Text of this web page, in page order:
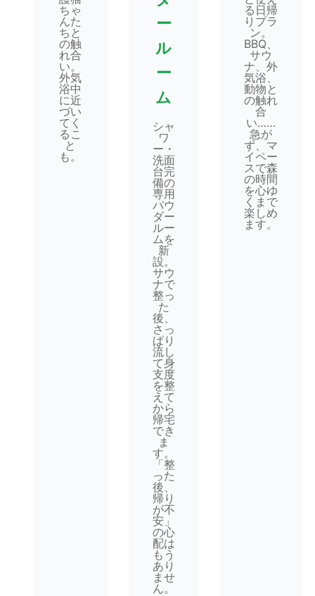
ちゃ
んた
ちと
の触
れ合
い。
外気
浴中
に近
づい
てく
るこ
と
も。
ー
ル
ー
ム
シャ
ワ
ー・
洗面
台完
備の
専用
パウ
ダー
ルー
ムを
新
設。
サウ
ナで
整っ
た
後、
さっ
ぱり
流し
て身
支度
を整
えて
から
帰宅
でき
ま
す。
「整
った
後、
帰り
が不
安」
の心
配は
もう
あり
ませ
ん。
る日帰
りプラ
ン。
BBQ、
サウ
ナ、外
気浴、
動物と
の触れ
合
い……
急が
ず、マ
イペー
スで森
の時間
を心ゆ
くまで
楽しめ
ます。